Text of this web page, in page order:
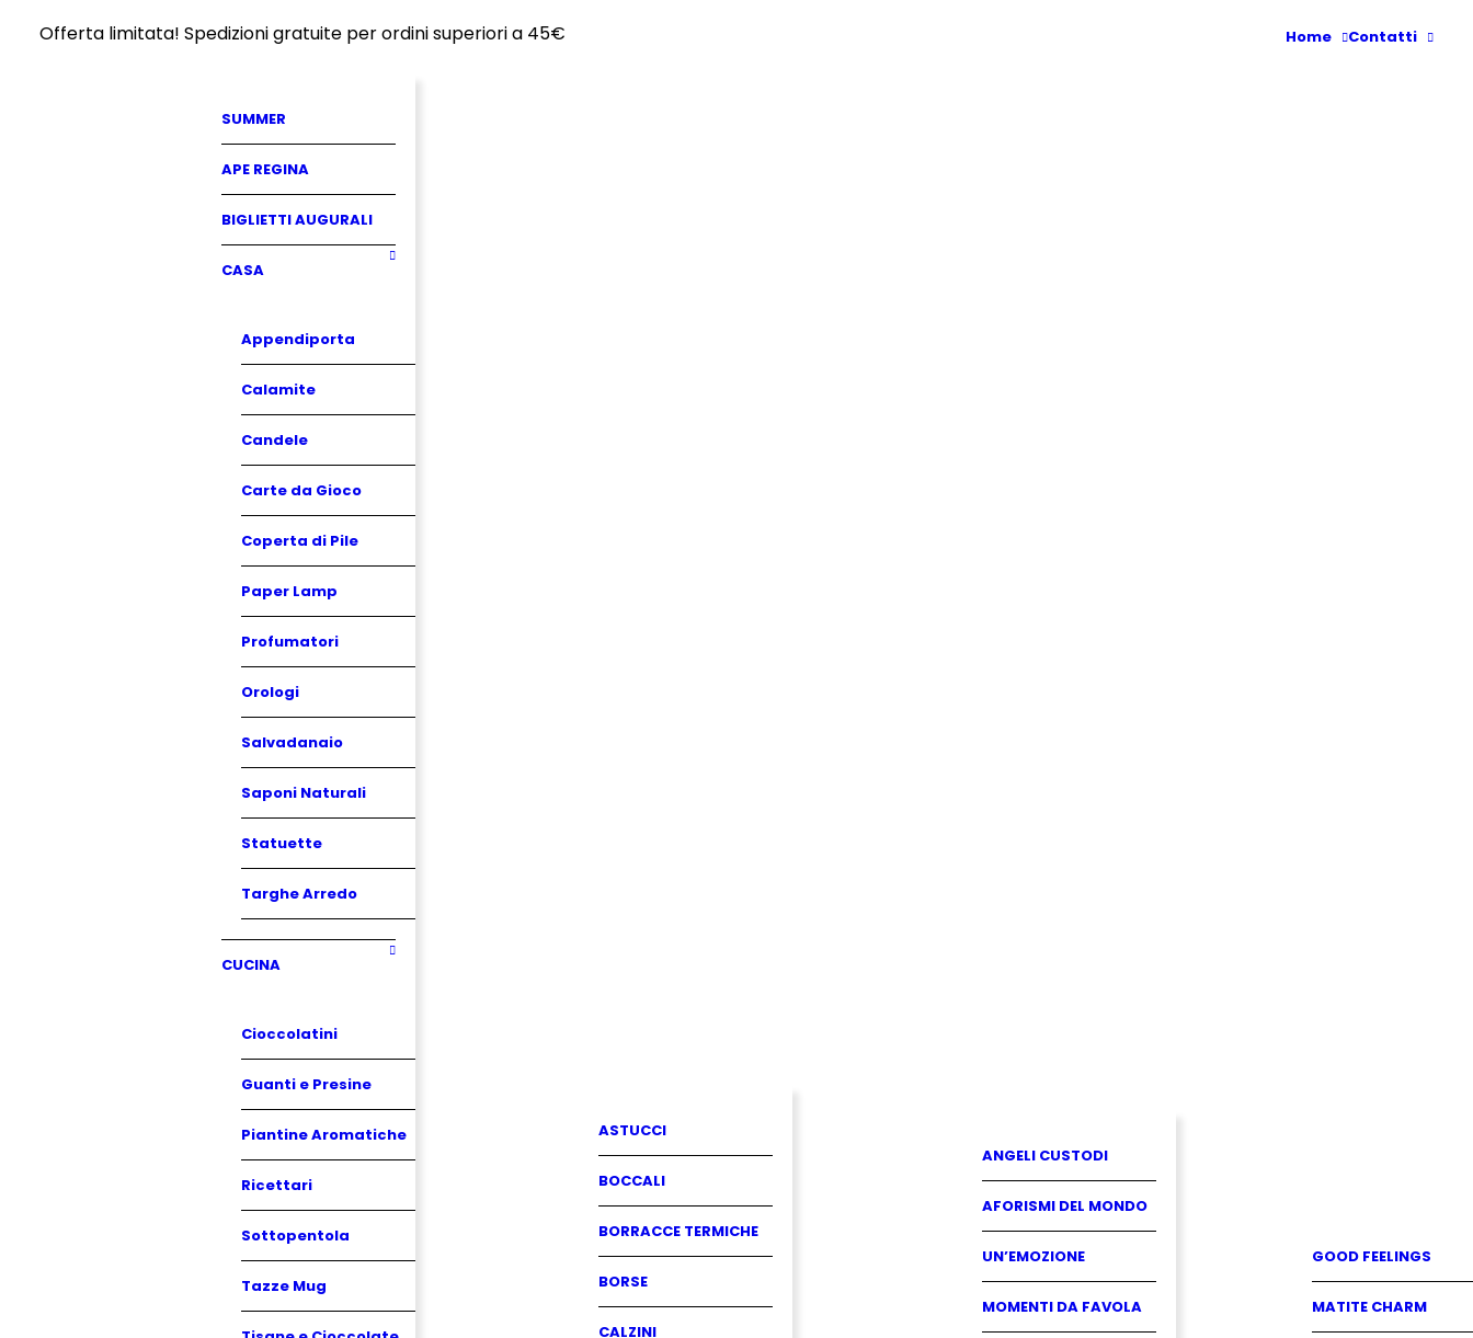
Offerta limitata! Spedizioni gratuite per ordini superiori a 45€ Home Contatti
SUMMER
APE REGINA
BIGLIETTI AUGURALI
CASA
Appendiporta
Calamite
Candele
Carte da Gioco
Coperta di Pile
Paper Lamp
Profumatori
Orologi
Salvadanaio
Saponi Naturali
Statuette
Targhe Arredo
CUCINA
Cioccolatini
Guanti e Presine
Piantine Aromatiche
Ricettari
Sottopentola
Tazze Mug
ASTUCCI
BOCCALI
BORRACCE TERMICHE
BORSE
CALZINI
ANGELI CUSTODI
AFORISMI DEL MONDO
UN’EMOZIONE
MOMENTI DA FAVOLA
GOOD FEELINGS
MATITE CHARM